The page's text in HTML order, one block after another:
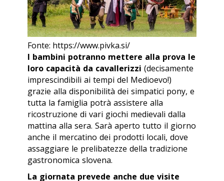
Fonte: https://www.pivka.si/
I bambini potranno mettere alla prova le
loro capacità da cavallerizzi (decisamente
imprescindibili ai tempi del Medioevo!)
grazie alla disponibilità dei simpatici pony, e
tutta la famiglia potrà assistere alla
ricostruzione di vari giochi medievali dalla
mattina alla sera. Sarà aperto tutto il giorno
anche il mercatino dei prodotti locali, dove
assaggiare le prelibatezze della tradizione
gastronomica slovena.
La giornata prevede anche due visite